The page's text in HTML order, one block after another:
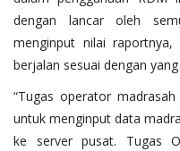
dengan lancar oleh
menginput nilai
berjalan sesuai dengan
“Tugas operator
untuk menginput data
ke server pusat. Tugas